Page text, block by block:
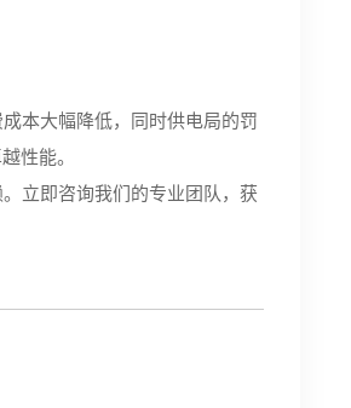
本大幅降低，同时供电局的罚
性能。
立即咨询我们的专业团队，获